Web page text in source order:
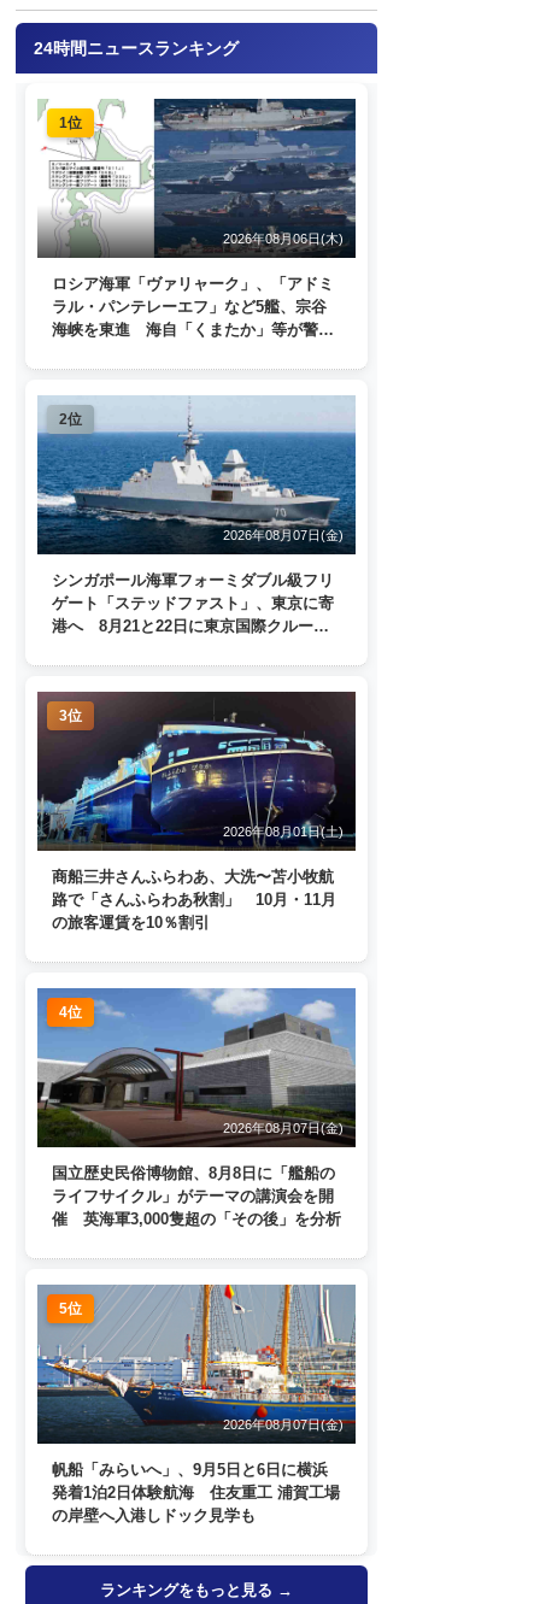
24時間ニュースランキング
1位
2026年08月06日(木)
ロシア海軍「ヴァリャーク」、「アドミ
ラル・パンテレーエフ」など5艦、宗谷
海峡を東進 海自「くまたか」等が警戒
2位
2026年08月07日(金)
シンガポール海軍フォーミダブル級フリ
ゲート「ステッドファスト」、東京に寄
港へ 8月21と22日に東京国際クルーズ
3位
2026年08月01日(土)
商船三井さんふらわあ、大洗〜苫小牧航
路で「さんふらわあ秋割」 10月・11月
の旅客運賃を10％割引
4位
2026年08月07日(金)
国立歴史民俗博物館、8月8日に「艦船の
ライフサイクル」がテーマの講演会を開
催 英海軍3,000隻超の「その後」を分析
5位
2026年08月07日(金)
帆船「みらいへ」、9月5日と6日に横浜
発着1泊2日体験航海 住友重工 浦賀工場
の岸壁へ入港しドック見学も
ランキングをもっと見る →